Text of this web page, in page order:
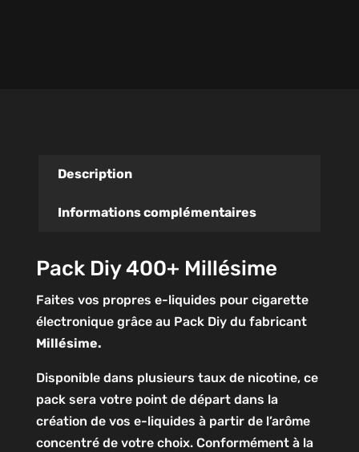
Description
Informations complémentaires
Pack Diy 400+ Millésime
Faites vos propres e-liquides pour cigarette
électronique grâce au Pack Diy du fabricant
Millésime.
Disponible dans plusieurs taux de nicotine, ce
pack sera votre point de départ dans la
création de vos e-liquides à partir de l’arôme
concentré de votre choix. Conformément à la